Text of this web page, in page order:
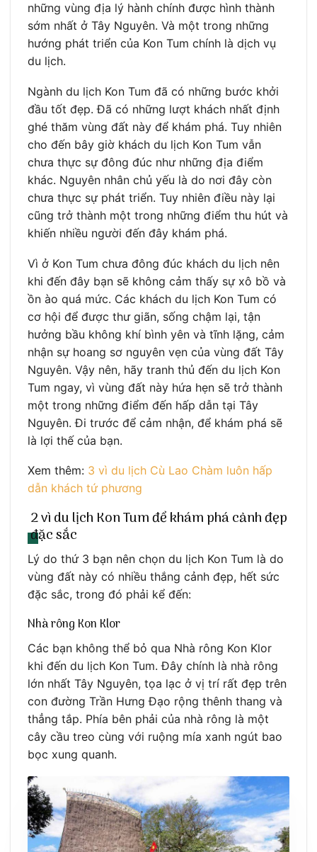
những vùng địa lý hành chính được hình thành
sớm nhất ở Tây Nguyên. Và một trong những
hướng phát triển của Kon Tum chính là dịch vụ
du lịch.
Ngành du lịch Kon Tum đã có những bước khởi
đầu tốt đẹp. Đã có những lượt khách nhất định
ghé thăm vùng đất này để khám phá. Tuy nhiên
cho đến bây giờ khách du lịch Kon Tum vẫn
chưa thực sự đông đúc như những địa điểm
khác. Nguyên nhân chủ yếu là do nơi đây còn
chưa thực sự phát triển. Tuy nhiên điều này lại
cũng trở thành một trong những điểm thu hút và
khiến nhiều người đến đây khám phá.
Vì ở Kon Tum chưa đông đúc khách du lịch nên
khi đến đây bạn sẽ không cảm thấy sự xô bồ và
ồn ào quá mức. Các khách du lịch Kon Tum có
cơ hội để được thư giãn, sống chậm lại, tận
hưởng bầu không khí bình yên và tĩnh lặng, cảm
nhận sự hoang sơ nguyên vẹn của vùng đất Tây
Nguyên. Vậy nên, hãy tranh thủ đến du lịch Kon
Tum ngay, vì vùng đất này hứa hẹn sẽ trở thành
một trong những điểm đến hấp dẫn tại Tây
Nguyên. Đi trước để cảm nhận, để khám phá sẽ
là lợi thế của bạn.
Xem thêm: 3 vì du lịch Cù Lao Chàm luôn hấp
dẫn khách tứ phương
2 vì du lịch Kon Tum để khám phá cảnh đẹp
đặc sắc
Lý do thứ 3 bạn nên chọn du lịch Kon Tum là do
vùng đất này có nhiều thắng cảnh đẹp, hết sức
đặc sắc, trong đó phải kể đến:
Nhà rông Kon Klor
Các bạn không thể bỏ qua Nhà rông Kon Klor
khi đến du lịch Kon Tum. Đây chính là nhà rông
lớn nhất Tây Nguyên, tọa lạc ở vị trí rất đẹp trên
con đường Trần Hưng Đạo rộng thênh thang và
thẳng tắp. Phía bên phải của nhà rông là một
cây cầu treo cùng với ruộng mía xanh ngút bao
bọc xung quanh.